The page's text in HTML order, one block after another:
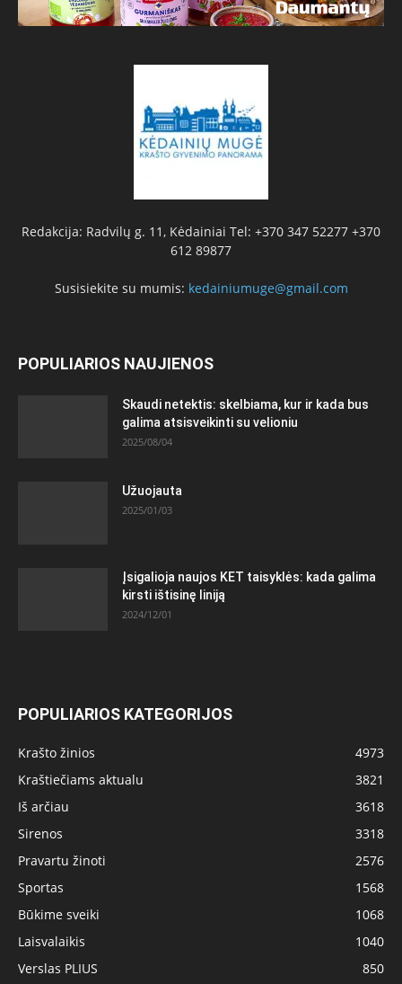
Redakcija: Radvilų g. 11, Kėdainiai Tel: +370 347 52277 +370
612 89877
Susisiekite su mumis: kedainiumuge@gmail.com
POPULIARIOS NAUJIENOS
Skaudi netektis: skelbiama, kur ir kada bus
galima atsisveikinti su velioniu
2025/08/04
Užuojauta
2025/01/03
Įsigalioja naujos KET taisyklės: kada galima
kirsti ištisinę liniją
2024/12/01
POPULIARIOS KATEGORIJOS
Krašto žinios
4973
Kraštiečiams aktualu
3821
Iš arčiau
3618
Sirenos
3318
Pravartu žinoti
2576
Sportas
1568
Būkime sveiki
1068
Laisvalaikis
1040
Verslas PLIUS
850